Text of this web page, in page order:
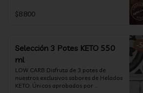
$8.800
-5
Selección 3 Potes KETO 550
ml
LOW CARB Disfruta de 3 potes de
nuestros exclusivos sabores de Helados
KETO. Únicos aprobados por